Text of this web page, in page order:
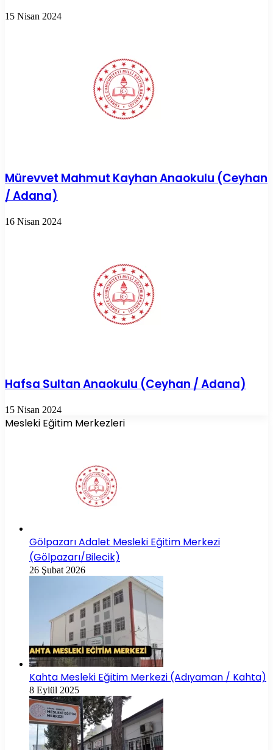
15 Nisan 2024
Mürevvet Mahmut Kayhan Anaokulu (Ceyhan
/ Adana)
16 Nisan 2024
Hafsa Sultan Anaokulu (Ceyhan / Adana)
15 Nisan 2024
Mesleki Eğitim Merkezleri
Gölpazarı Adalet Mesleki Eğitim Merkezi
(Gölpazarı/Bilecik)
26 Şubat 2026
Kahta Mesleki Eğitim Merkezi (Adıyaman / Kahta)
8 Eylül 2025